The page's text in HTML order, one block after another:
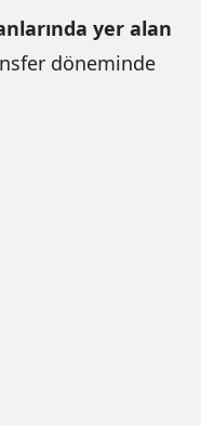
yer alan
döneminde